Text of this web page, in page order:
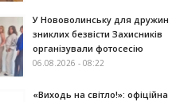
У Нововолинську для дружин
зниклих безвісти Захисників
організували фотосесію
06.08.2026 - 08:22
«Виходь на світло!»: офіційна